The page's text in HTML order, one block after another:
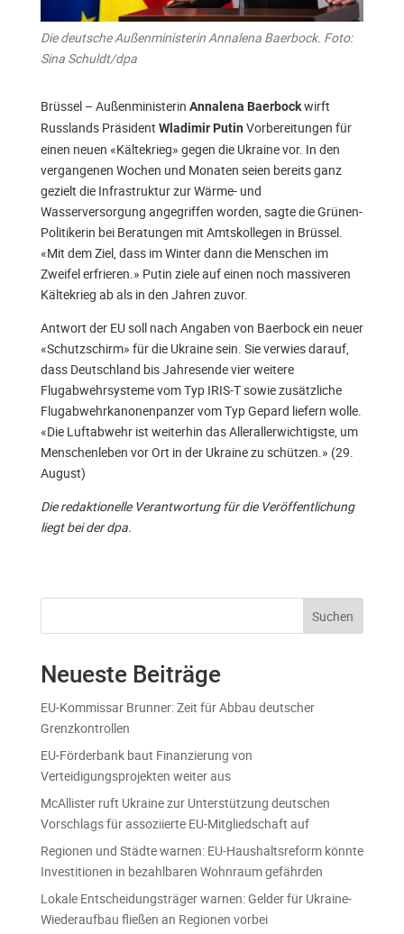
Die deutsche Außenministerin Annalena Baerbock. Foto:
Sina Schuldt/dpa
Brüssel – Außenministerin Annalena Baerbockwirft
Russlands Präsident Wladimir Putin Vorbereitungen für
einen neuen «Kältekrieg» gegen die Ukraine vor. In den
vergangenen Wochen und Monaten seien bereits ganz
gezielt die Infrastruktur zur Wärme- und
Wasserversorgung angegriffen worden, sagte die Grünen-
Politikerin bei Beratungen mit Amtskollegen in Brüssel.
«Mit dem Ziel, dass im Winter dann die Menschen im
Zweifel erfrieren.» Putin ziele auf einen noch massiveren
Kältekrieg ab als in den Jahren zuvor.
Antwort der EU soll nach Angaben von Baerbock ein neuer
«Schutzschirm» für die Ukraine sein. Sie verwies darauf,
dass Deutschland bis Jahresende vier weitere
Flugabwehrsysteme vom Typ IRIS-T sowie zusätzliche
Flugabwehrkanonenpanzer vom Typ Gepard liefern wolle.
«Die Luftabwehr ist weiterhin das Allerallerwichtigste, um
Menschenleben vor Ort in der Ukraine zu schützen.» (29.
August)
Die redaktionelle Verantwortung für die Veröffentlichung
liegt bei der dpa.
Suchen
Neueste Beiträge
EU-Kommissar Brunner: Zeit für Abbau deutscher
Grenzkontrollen
EU-Förderbank baut Finanzierung von
Verteidigungsprojekten weiter aus
McAllister ruft Ukraine zur Unterstützung deutschen
Vorschlags für assoziierte EU-Mitgliedschaft auf
Regionen und Städte warnen: EU-Haushaltsreform könnte
Investitionen in bezahlbaren Wohnraum gefährden
Lokale Entscheidungsträger warnen: Gelder für Ukraine-
Wiederaufbau fließen an Regionen vorbei